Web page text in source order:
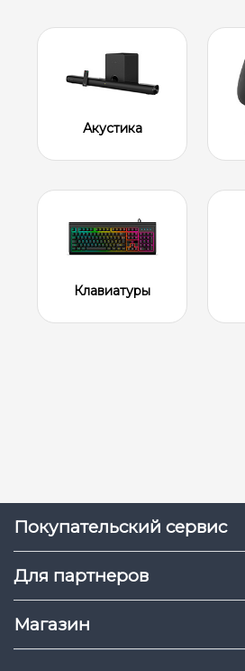
Акустика
Клавиатуры
Покупательский сервис
Для партнеров
Магазин